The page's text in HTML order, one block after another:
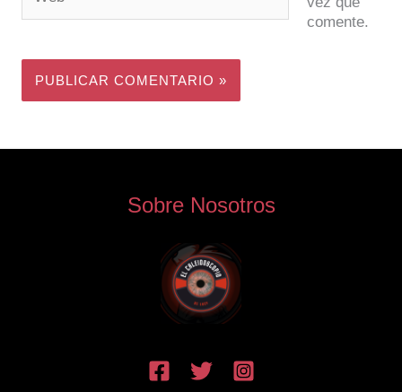
comente.
Sobre Nosotros